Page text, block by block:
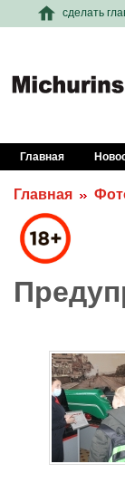
сделать
Главная
Главная